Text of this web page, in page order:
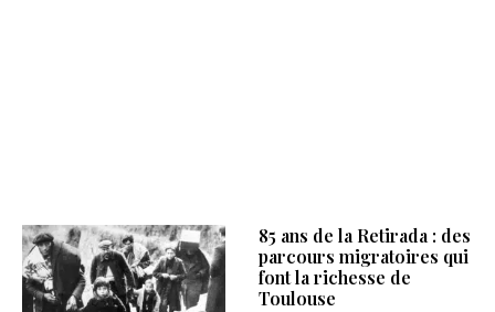
85 ans de la Retirada : des
parcours migratoires qui
font la richesse de
Toulouse